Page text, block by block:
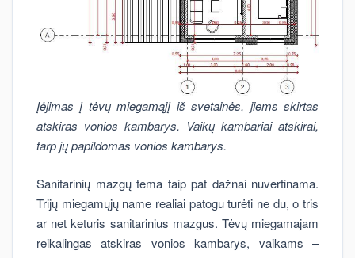
Įėjimas į tėvų miegamąjį iš svetainės, jiems skirtas
atskiras vonios kambarys. Vaikų kambariai atskirai,
tarp jų papildomas vonios kambarys.
Sanitarinių mazgų tema taip pat dažnai nuvertinama.
Trijų miegamųjų name realiai patogu turėti ne du, o tris
ar net keturis sanitarinius mazgus. Tėvų miegamajam
reikalingas atskiras vonios kambarys, vaikams –